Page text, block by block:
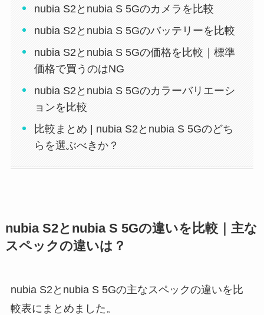
nubia S2とnubia S 5Gのカメラを比較
nubia S2とnubia S 5Gのバッテリーを比較
nubia S2とnubia S 5Gの価格を比較｜標準
価格で買うのはNG
nubia S2とnubia S 5Gのカラーバリエーシ
ョンを比較
比較まとめ | nubia S2とnubia S 5Gのどち
らを選ぶべきか？
nubia S2とnubia S 5Gの違いを比較｜主な
スペックの違いは？
nubia S2とnubia S 5Gの主なスペックの違いを比
較表にまとめました。